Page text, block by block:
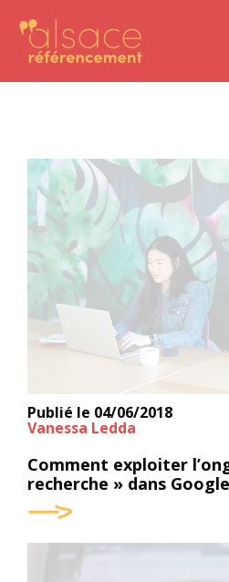
Alsace Référencement Le blog
Publié le 04/06/2018
Vanessa Ledda
Comment exploiter
recherche » dans